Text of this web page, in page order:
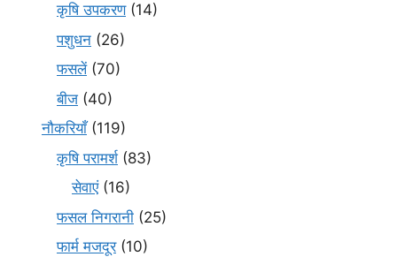
कृषि उपकरण(14)
पशुधन (26)
फसलें(70)
बीज (40)
नौकरियाँ(119)
कृषि परामर्श(83)
सेवाएं(16)
फसल निगरानी (25)
फार्म मजदूर(10)